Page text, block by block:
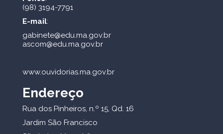
(98) 3194-7791
E-mail:
gabinete@edu.ma.gov.br
ascom@edu.ma.gov.br
www.ouvidorias.ma.gov.br
Endereço
Rua dos Pinheiros, n.º 15, Qd. 16
Jardim São Francisco